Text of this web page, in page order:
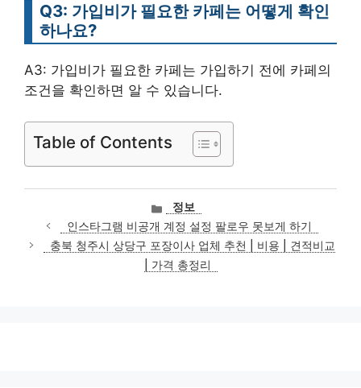
Q3: 가입비가 필요한 카페는 어떻게 확인
하나요?
A3: 가입비가 필요한 카페는 가입하기 전에 카페의
조건을 확인하면 알 수 있습니다.
Table of Contents
카
테
고
리
정보
인스타그램 비공개 계정 설정 팔로우 못보게 하기
충북 청주시 상당구 포장이사 업체 추천 | 비용 | 견적비교
| 가격 총정리